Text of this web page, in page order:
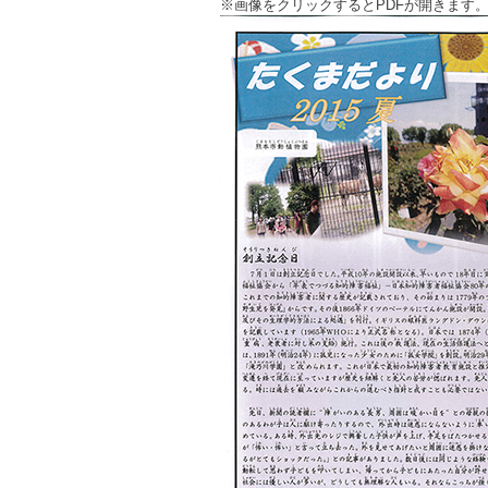
※画像をクリックするとPDFが開きます。